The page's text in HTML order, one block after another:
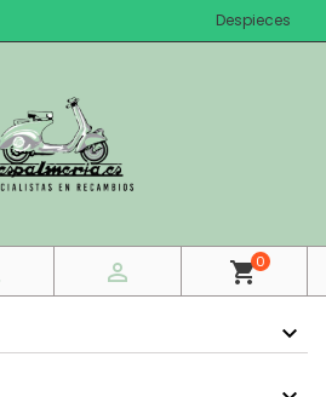
Despieces
 shopping_cart0